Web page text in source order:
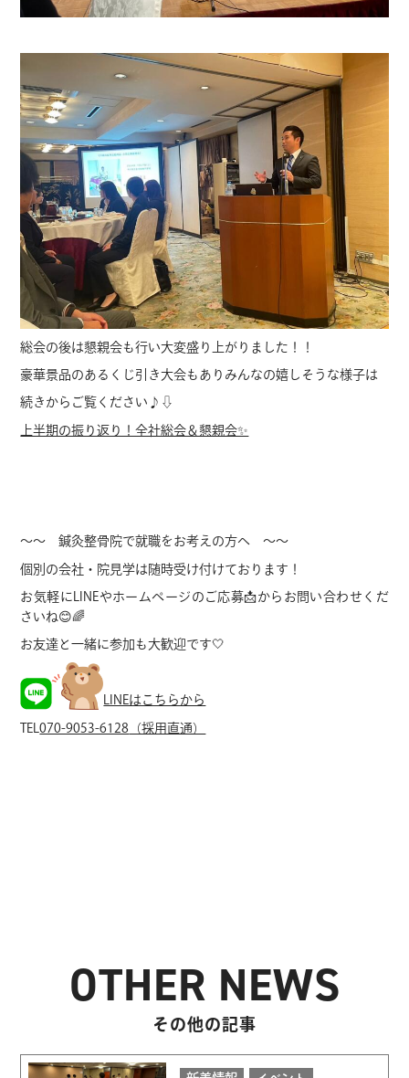
総会の後は懇親会も行い大変盛り上がりました！！
豪華景品のあるくじ引き大会もありみんなの嬉しそうな様子は
続きからご覧ください♪⇩
上半期の振り返り！全社総会＆懇親会✨
～～ 鍼灸整骨院で就職をお考えの方へ ～～
個別の会社・院見学は随時受け付けております！
お気軽にLINEやホームページのご応募📩からお問い合わせくだ
さいね😊🌈
お友達と一緒に参加も大歓迎です🤍
LINEはこちらから
TEL070-9053-6128 （採用直通）
OTHER NEWS
その他の記事